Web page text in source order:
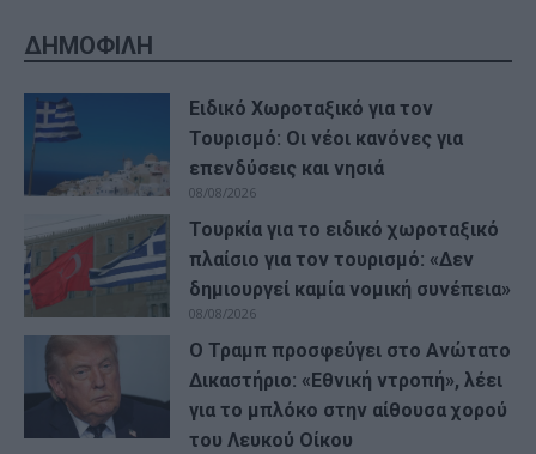
ΔΗΜΟΦΙΛΗ
Ειδικό Χωροταξικό για τον
Τουρισμό: Οι νέοι κανόνες για
επενδύσεις και νησιά
08/08/2026
Τουρκία για το ειδικό χωροταξικό
πλαίσιο για τον τουρισμό: «Δεν
δημιουργεί καμία νομική συνέπεια»
08/08/2026
Ο Τραμπ προσφεύγει στο Ανώτατο
Δικαστήριο: «Εθνική ντροπή», λέει
για το μπλόκο στην αίθουσα χορού
του Λευκού Οίκου